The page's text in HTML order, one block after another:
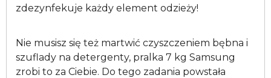
zdezynfekuje każdy element odzieży!
Nie musisz się też martwić czyszczeniem bębna i
szuflady na detergenty, pralka 7 kg Samsung
zrobi to za Ciebie. Do tego zadania powstała